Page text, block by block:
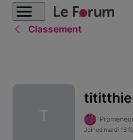
Classement
T
Joined mardi 16